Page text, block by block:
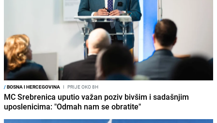
/BOSNA I HERCEGOVINA I PRIJE OKO 8H
MC Srebrenica uputio važan poziv bivšim i sadašnjim
uposlenicima: "Odmah nam se obratite"